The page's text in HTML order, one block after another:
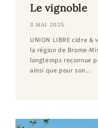
Le vignoble
3 MAI 2025
UNION LIBRE cidre &
la région de Brome-
longtemps reconnue
ainsi que pour son...